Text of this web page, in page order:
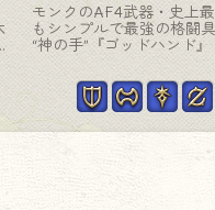
鳥の巣箱と青い鳥が最高に
可愛すぎる吟遊詩人武器
『ブルーバードネスト』